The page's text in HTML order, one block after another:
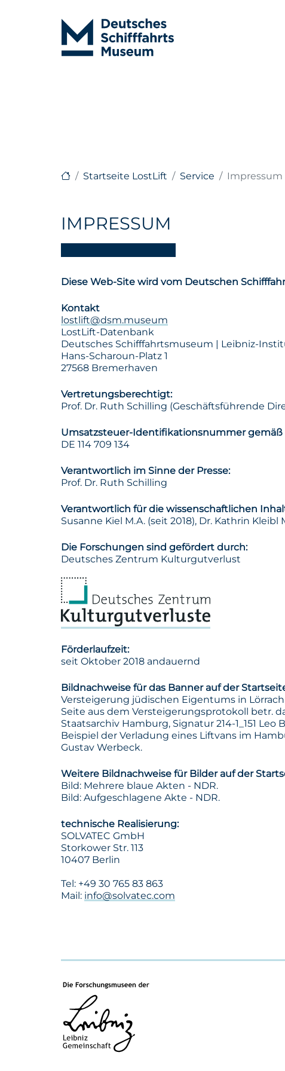
Startseite LostLift Service Impressum
IMPRESSUM
Diese Web-Site wird vom Deutschen
Kontakt
lostlift@dsm.museum
LostLift-Datenbank
Deutsches Schifffahrtsmuseum | Leibniz-
Hans-Scharoun-Platz 1
27568 Bremerhaven
Vertretungsberechtigt:
Prof. Dr. Ruth Schilling (Geschäftsführende
Umsatzsteuer-Identifikationsnummer gemäß
DE 114 709 134
Verantwortlich im Sinne der Presse:
Prof. Dr. Ruth Schilling
Verantwortlich für die wissenschaftlichen
Susanne Kiel M.A. (seit 2018), Dr. Kathrin Kleibl
Die Forschungen sind gefördert durch:
Deutsches Zentrum Kulturgutverlust
Förderlaufzeit:
seit Oktober 2018 andauernd
Bildnachweise für das Banner auf der
Versteigerung jüdischen Eigentums in Lörrach
Seite aus dem Versteigerungsprotokoll betr.
Staatsarchiv Hamburg, Signatur 214-1_151 Leo
Beispiel der Verladung eines Liftvans im
Gustav Werbeck.
Weitere Bildnachweise für Bilder auf der
Bild: Mehrere blaue Akten - NDR.
Bild: Aufgeschlagene Akte - NDR.
technische Realisierung:
SOLVATEC GmbH
Storkower Str. 113
10407 Berlin
Tel: +49 30 765 83 863
Mail: info@solvatec.com